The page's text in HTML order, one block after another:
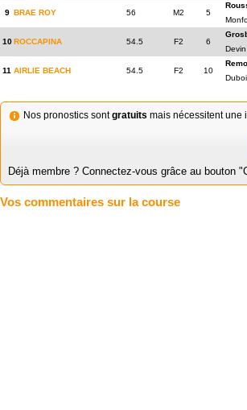
9 BRAE ROY 56 M2 5
10 ROCCAPINA 54.5 F2 6
11 AIRLIE BEACH 54.5 F2 10
Nos pronostics sontgratuits mais nécessitent une
Déjà membre ? Connectez-vous grâce au bouton
Vos commentaires sur la course